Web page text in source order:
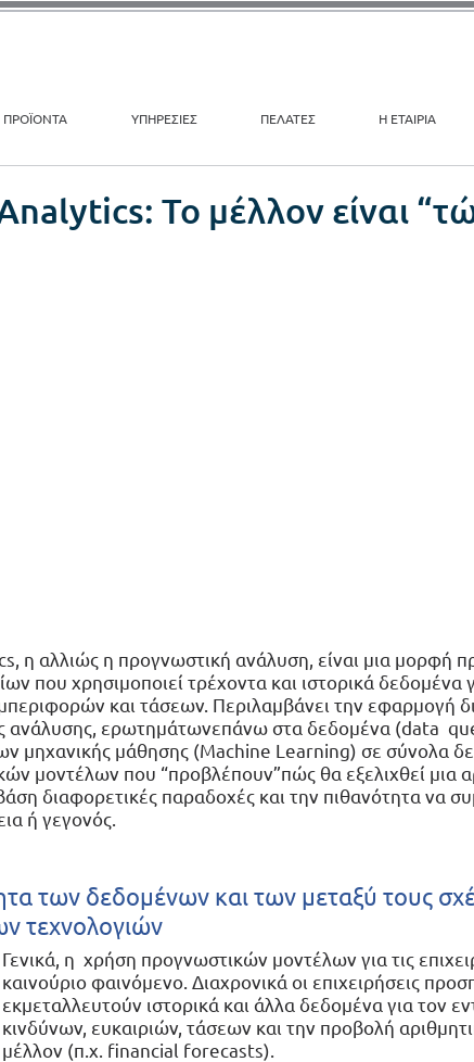
ΠΡΟΪΟΝΤΑ ΥΠΗΡΕΣΙΕΣ ΠΕΛΑΤΕΣ Η ΕΤΑΙΡΙΑ
Το μέλλον είναι
η αλλιώς η προγνωστική ανάλυση, είναι μια μορφή
που χρησιμοποιεί τρέχοντα και ιστορικά
και τάσεων. Περιλαμβάνει την εφαρμογή
ανάλυσης, ερωτημάτωνεπάνω στα δεδομένα (data
μηχανικής μάθησης (Machine Learning) σε σύνολα
μοντέλων που “προβλέπουν”πώς θα εξελιχθεί μια
διαφορετικές παραδοχές και την πιθανότητα να
ή γεγονός.
των δεδομένων και των μεταξύ τους
τεχνολογιών
Γενικά, η  χρήση προγνωστικών μοντέλων για τις
καινούριο φαινόμενο. Διαχρονικά οι επιχειρήσεις
εκμεταλλευτούν ιστορικά και άλλα δεδομένα για τον
κινδύνων, ευκαιριών, τάσεων και την προβολή
μέλλον (π.χ. financial forecasts).